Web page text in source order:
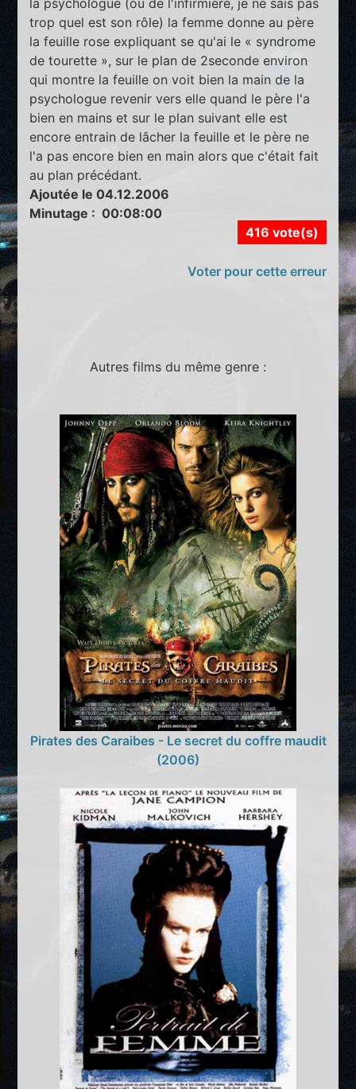
trop quel est son rôle) la femme donne au père
la feuille rose expliquant se qu'ai le « syndrome
de tourette », sur le plan de 2seconde environ
qui montre la feuille on voit bien la main de la
psychologue revenir vers elle quand le père l'a
bien en mains et sur le plan suivant elle est
encore entrain de lâcher la feuille et le père ne
l'a pas encore bien en main alors que c'était fait
au plan précédant.
Ajoutée le 04.12.2006
Minutage : 00:08:00
416 vote(s)
Voter pour cette erreur
Autres films du même genre :
Pirates des Caraibes - Le secret du coffre maudit
(2006)